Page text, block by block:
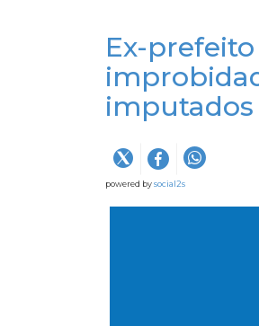
Ex-
imputados
powered bysocial2s